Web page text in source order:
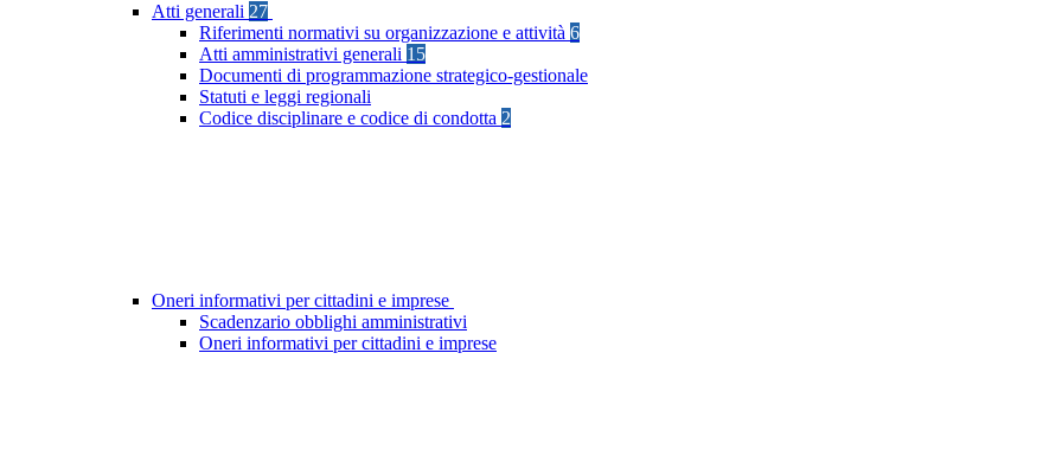
Atti generali 27
Riferimenti normativi su organizzazione e attività 6
Atti amministrativi generali 15
Documenti di programmazione strategico-gestionale
Statuti e leggi regionali
Codice disciplinare e codice di condotta 2
Oneri informativi per cittadini e imprese
Scadenzario obblighi amministrativi
Oneri informativi per cittadini e imprese